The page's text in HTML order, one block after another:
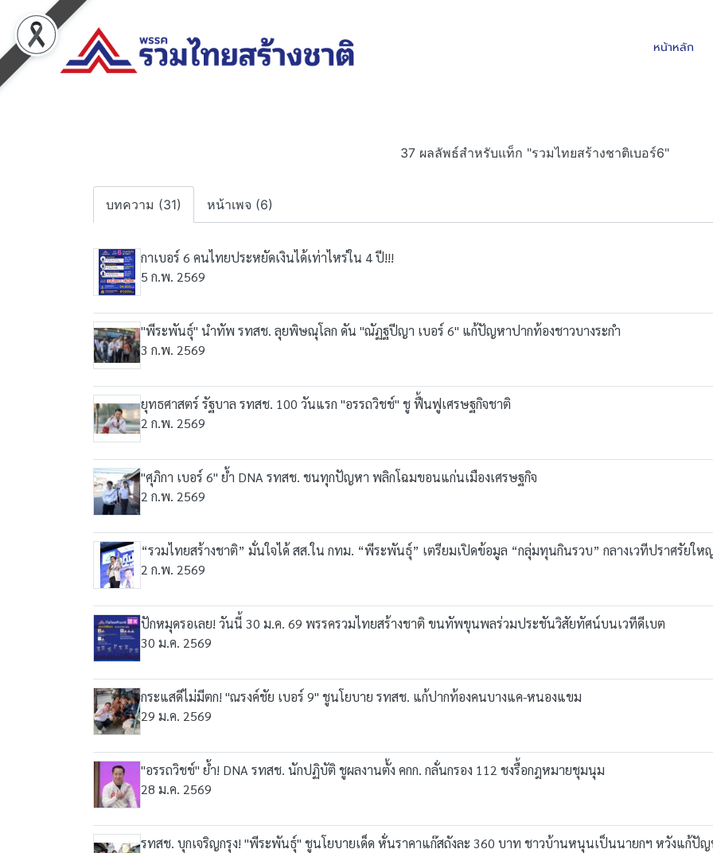
หน้าหลัก
37 ผลลัพธ์สำหรับแท็ก "รวมไทยสร้างชาติเบอร์6"
บทความ (31) หน้าเพจ (6)
กาเบอร์ 6 คนไทยประหยัดเงินได้เท่าไหร่ใน 4 ปี!!!
5 ก.พ. 2569
"พีระพันธุ์" นำทัพ รทสช. ลุยพิษณุโลก ดัน "ณัฏฐปีญา เบอร์ 6" แก้ปัญหาปากท้องชาวบางระกำ
3 ก.พ. 2569
ยุทธศาสตร์ รัฐบาล รทสช. 100 วันแรก "อรรถวิชช์" ชู ฟื้นฟูเศรษฐกิจชาติ
2 ก.พ. 2569
"ศุภิกา เบอร์ 6" ย้ำ DNA รทสช. ชนทุกปัญหา พลิกโฉมขอนแก่นเมืองเศรษฐกิจ
2 ก.พ. 2569
“รวมไทยสร้างชาติ” มั่นใจได้ สส.ใน กทม. “พีระพันธุ์” เตรียมเปิดข้อมูล “กลุ่มทุนกินรวบ” กลางเวทีปราศรัยให
2 ก.พ. 2569
ปักหมุดรอเลย! วันนี้ 30 ม.ค. 69 พรรครวมไทยสร้างชาติ ขนทัพขุนพลร่วมประชันวิสัยทัศน์บนเวทีดีเบต
30 ม.ค. 2569
กระแสดีไม่มีตก! "ณรงค์ชัย เบอร์ 9" ชูนโยบาย รทสช. แก้ปากท้องคนบางแค-หนองแขม
29 ม.ค. 2569
"อรรถวิชช์" ย้ำ! DNA รทสช. นักปฏิบัติ ชูผลงานตั้ง คกก. กลั่นกรอง 112 ชงรื้อกฎหมายชุมนุม
28 ม.ค. 2569
รทสช. บุกเจริญกรุง! "พีระพันธุ์" ชูนโยบายเด็ด หั่นราคาแก๊สถังละ 360 บาท ชาวบ้านหนุนเป็นนายกฯ หวังแก้ปั